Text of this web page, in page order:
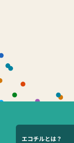
エコチルとは？